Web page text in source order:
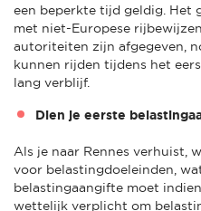
een beperkte tijd geldig. Het
met niet-Europese
autoriteiten zijn afgegeven,
kunnen rijden tijdens het
lang verblijf.
Dien je eerste
Als je naar Rennes verhuist,
voor belastingdoeleinden,
belastingaangifte moet
wettelijk verplicht om